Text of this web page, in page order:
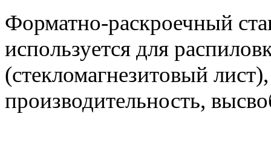
Форматно-раскроечный
используется для
(стекломагнезитовый
производительность,